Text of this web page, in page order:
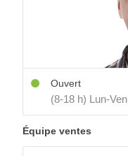
Ouvert
(8-18 h) Lun-Ven
Équipe ventes